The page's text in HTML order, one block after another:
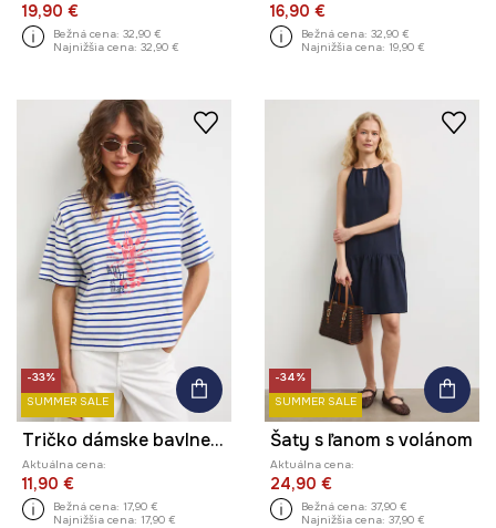
19,90 €
Bežná cena: 32,90 €
Najnižšia cena: 32,90 €
16,90 €
Bežná cena: 32,90 €
Najnižšia cena: 19,90 €
-33%
SUMMER SALE
Tričko dámske bavlnené s potlačou
Aktuálna cena:
11,90 €
Bežná cena: 17,90 €
Najnižšia cena: 17,90 €
-34%
SUMMER SALE
Šaty s ľanom s volánom
Aktuálna cena:
24,90 €
Bežná cena: 37,90 €
Najnižšia cena: 37,90 €